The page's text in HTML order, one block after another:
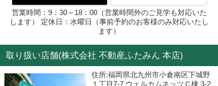
営業時間：9：30～18：00（営業時間外のご見学も対応いた
します） 定休日：水曜日（事前予約のお客様のみ対応いたし
ます）
取り扱い店舗(株式会社 不動産ふたみん 本店)
住所:福岡県北九州市小倉南区下城野
１丁目7-7 ウェルカムネッツＣ棟 3-2